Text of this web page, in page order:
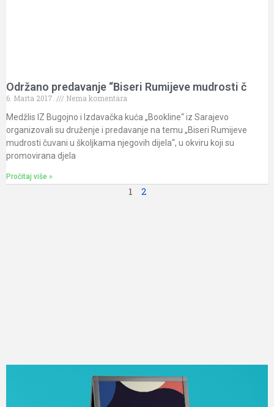
Održano predavanje “Biseri Rumijeve mudrosti č
6. Marta 2017.
Nema komentara
Medžlis IZ Bugojno i Izdavačka kuća „Bookline“ iz Sarajevo
organizovali su druženje i predavanje na temu „Biseri Rumijeve
mudrosti čuvani u školjkama njegovih dijela“, u okviru koji su
promovirana djela
Pročitaj više »
1 2